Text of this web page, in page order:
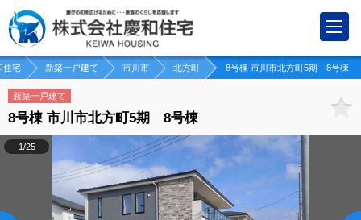
住宅 新築一戸建て 市川市 北方町 8号棟 市川市北方町5期 8号棟
新築一戸建て
8号棟 市川市北方町5期 8号棟
1/25